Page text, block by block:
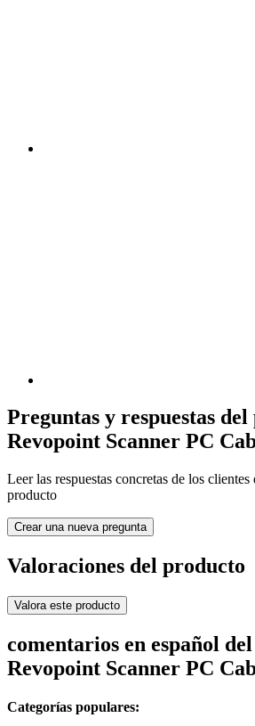
Preguntas y respuestas
Revopoint Scanner PC
Leer las respuestas concretas de los
producto
Crear una nueva pregunta
Valoraciones del producto
Valora este producto
comentarios en español
Revopoint Scanner PC
Categorías populares: